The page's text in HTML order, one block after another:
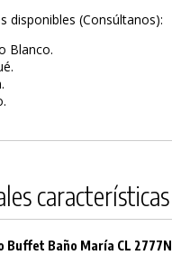
disponibles (Consúltanos):
Blanco.
características
Buffet Baño María CL 2777N